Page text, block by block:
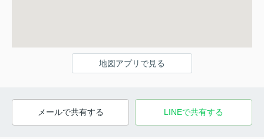
地図アプリで見る
メールで共有する LINEで共有する